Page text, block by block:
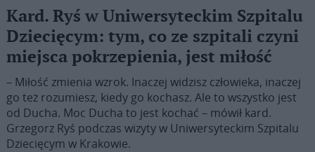
Kard. Ryś w Uniwersyteckim Szpitalu
Dziecięcym: tym, co ze szpitali czyni
miejsca pokrzepienia, jest miłość
– Miłość zmienia wzrok. Inaczej widzisz człowieka, inaczej
go też rozumiesz, kiedy go kochasz. Ale to wszystko jest
od Ducha. Moc Ducha to jest kochać – mówił kard.
Grzegorz Ryś podczas wizyty w Uniwersyteckim Szpitalu
Dziecięcym w Krakowie.